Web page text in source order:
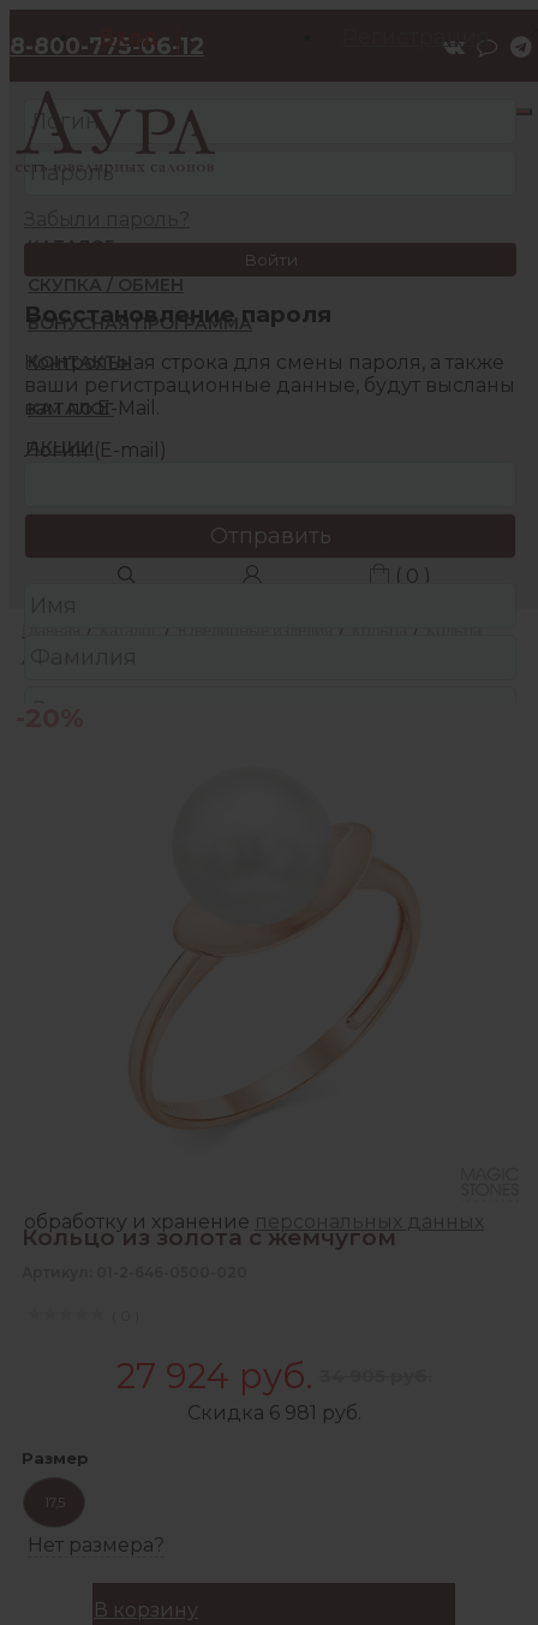
8-800-775-06-12
КАТАЛОГ
СКУПКА / ОБМЕН
БОНУСНАЯ ПРОГРАММА
КОНТАКТЫ
КАТАЛОГ
АКЦИИ
( 0 )
/ / / /
/
Кольцо из золота с жемчугом
27 924 руб.
Скидка 6 981 руб.
Размер
17,5
Нет размера?
В корзину
Вход Регистрация
Войти
Восстановление пароля
Контрольная строка для смены пароля, а также
ваши регистрационные данные, будут высланы
вам по E-Mail.
Логин (E-mail)
Защита от автоматических сообщений
обработку и хранение